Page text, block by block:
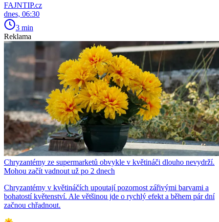
FAJNTIP.cz
dnes, 06:30
3 min
Reklama
Chryzantémy ze supermarketů obvykle v květináči dlouho nevydrží.
Mohou začít vadnout už po 2 dnech
Chryzantémy v květináčích upoutají pozornost zářivými barvami a
bohatostí květenství. Ale většinou jde o rychlý efekt a během pár dní
začnou chřadnout.